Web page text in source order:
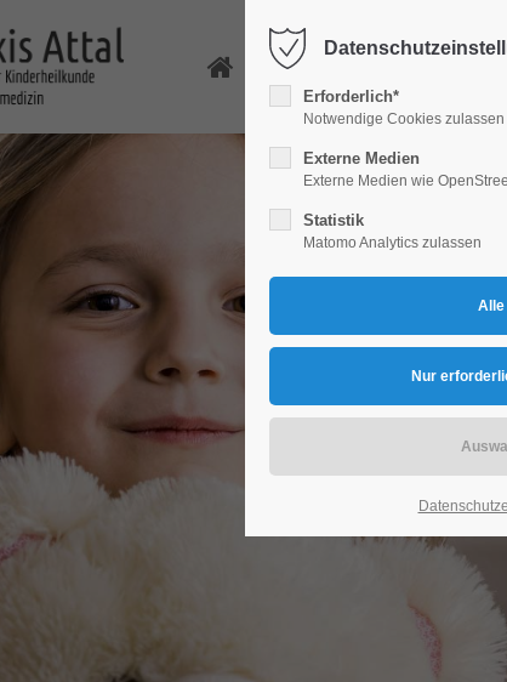
KINDER- UND
Erforderlich*
Notwendige Cookies
Externe Medien
Externe Medien wie
Statistik
Matomo Analytics zulassen